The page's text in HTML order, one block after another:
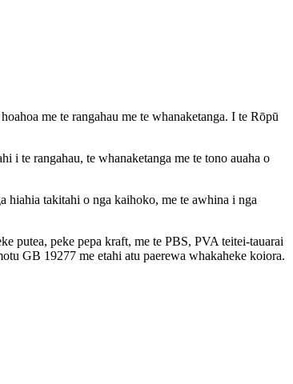
me te rangahau me te whanaketanga. I te Rōpū
i te rangahau, te whanaketanga me te tono auaha o
takitahi o nga kaihoko, me te awhina i nga
putea, peke pepa kraft, me te PBS, PVA teitei-tauarai
GB 19277 me etahi atu paerewa whakaheke koiora.